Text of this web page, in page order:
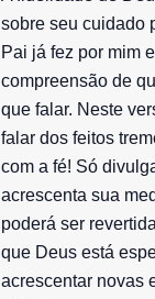
sobre seu cuidado
Pai já fez por mim
compreensão de
que falar. Neste
falar dos feitos
com a fé! Só
acrescenta sua
poderá ser
que Deus está
acrescentar novas